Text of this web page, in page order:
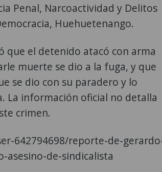
Penal, Narcoactividad y Delitos
Huehuetenango.
que el detenido atacó con arma
muerte se dio a la fuga, y que
se dio con su paradero y lo
La información oficial no detalla
crimen.
642794698/reporte-de-
asesino-de-sindicalista